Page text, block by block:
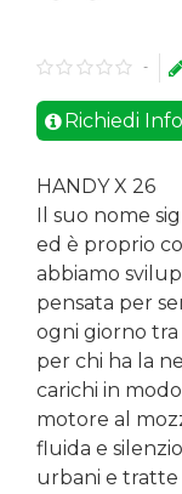
-
Richiedi
HANDY X 26
Il suo nome
ed è proprio
abbiamo
pensata per
ogni giorno
per chi ha la
carichi in
motore al
fluida e
urbani e tratte